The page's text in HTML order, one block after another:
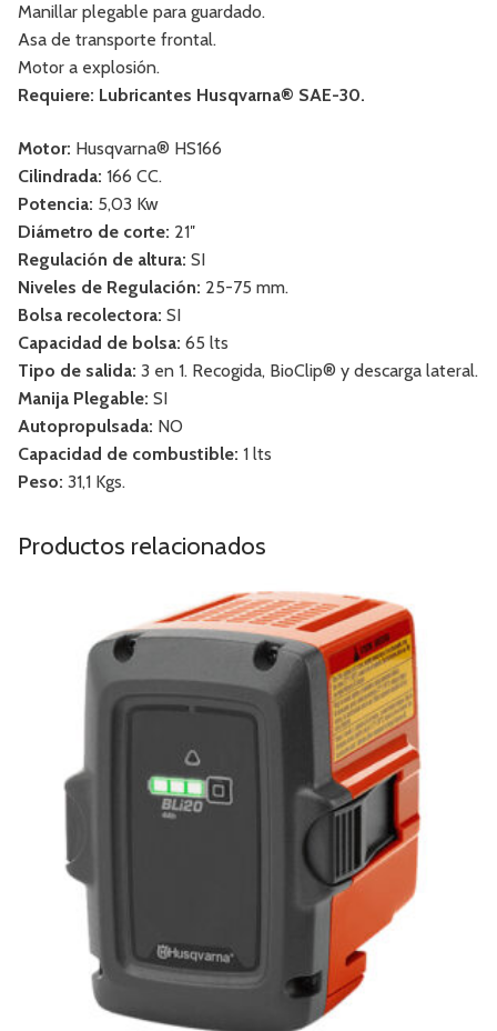
Manillar plegable para guardado.
Asa de transporte frontal.
Motor a explosión.
Requiere: Lubricantes Husqvarna® SAE-30.
Motor: Husqvarna® HS166
Cilindrada: 166 CC.
Potencia: 5,03 Kw
Diámetro de corte: 21″
Regulación de altura: SI
Niveles de Regulación: 25-75 mm.
Bolsa recolectora: SI
Capacidad de bolsa: 65 lts
Tipo de salida: 3 en 1. Recogida, BioClip® y descarga lateral.
Manija Plegable: SI
Autopropulsada: NO
Capacidad de combustible: 1 lts
Peso: 31,1 Kgs.
Productos relacionados